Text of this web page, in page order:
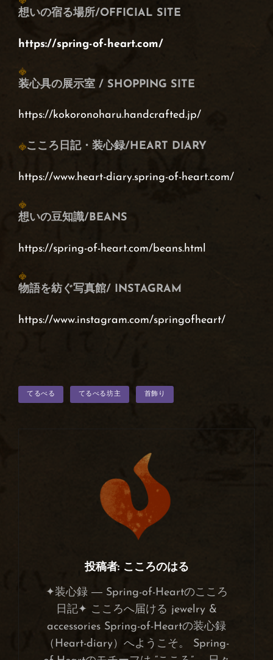
想いの宿る場所/OFFICIAL SITE
https://spring-of-heart.com/
装心具の展示室 / SHOPPING SITE
https://kokoronoharu.handcrafted.jp/
こころ日記・装心録/HEART DIARY
https://www.heart-diary.spring-of-heart.com/
想いの豆知識/BEANS
https://spring-of-heart.com/beans.html
物語を紡ぐ写真館/ INSTAGRAM
https://www.instagram.com/springofheart/
てるべる てるべる坊主 首飾り
投稿者:こころのはる
✦装心録 ― Spring-of-Heartのこころ
日記✦ こころへ届ける jewelry &
accessories Spring-of-Heartの装心録
（Heart-diary）へようこそ。 Spring-